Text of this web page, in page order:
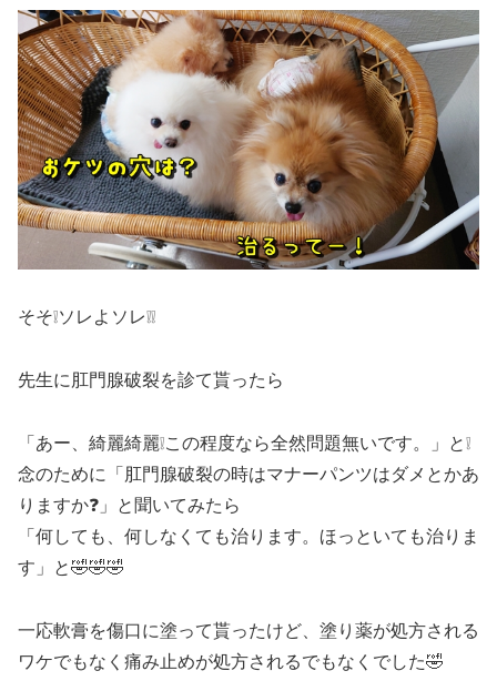
そそ❕ソレよソレ❕❕
先生に肛門腺破裂を診て貰ったら
「あー、綺麗綺麗❕この程度なら全然問題無いです。」と❕
念のために「肛門腺破裂の時はマナーパンツはダメとかあ
りますか❓」と聞いてみたら
「何しても、何しなくても治ります。ほっといても治りま
す」と🤣🤣🤣
一応軟膏を傷口に塗って貰ったけど、塗り薬が処方される
ワケでもなく痛み止めが処方されるでもなくでした🤣